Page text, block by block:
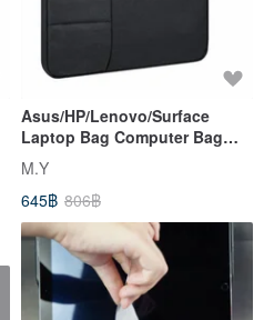
Asus/HP/Lenovo/Surface
Laptop Bag Computer Bag
13"-15.6" Handbag Black
M.Y
645฿ 806฿